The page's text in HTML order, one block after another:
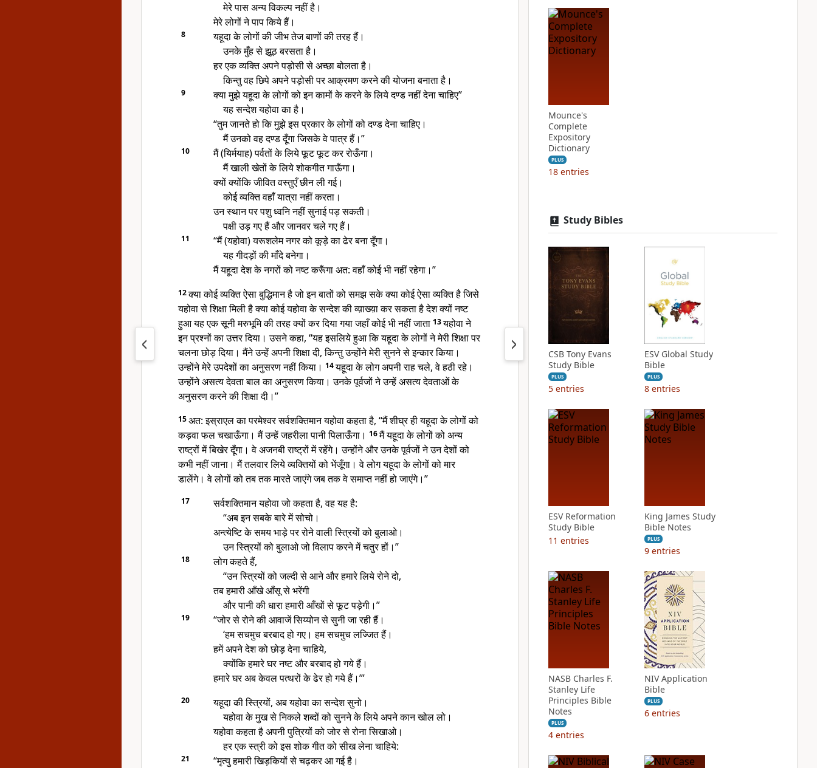
मेरे पास अन्य विकल्प नहीं है।
मेरे लोगों ने पाप किये हैं।
8
यहूदा के लोगों की जीभ तेज बाणों की तरह हैं।
उनके मुँह से झूठ बरसता है।
हर एक व्यक्ति अपने पड़ोसी से अच्छा बोलता है।
किन्तु वह छिपे अपने पड़ोसी पर आक्रमण करने की योजना बनाता है।
9
क्या मुझे यहूदा के लोगों को इन कामों के करने के लिये दण्ड नहीं देना चाहिए”
यह सन्देश यहोवा का है।
“तुम जानते हो कि मुझे इस प्रकार के लोगों को दण्ड देना चाहिए।
मैं उनको वह दण्ड दूँगा जिसके वे पात्र हैं।”
10
मैं (यिर्मयाह) पर्वतों के लिये फूट फूट कर रोऊँगा।
मैं खाली खेतों के लिये शोकगीत गाऊँगा।
क्यों क्योंकि जीवित वस्तुएँ छीन ली गई।
कोई व्यक्ति वहाँ यात्रा नहीं करता।
उन स्थान पर पशु ध्वनि नहीं सुनाई पड़ सकती।
पक्षी उड़ गए हैं और जानवर चले गए हैं।
11
“मैं (यहोवा) यरूशलेम नगर को कूड़े का ढेर बना दूँगा।
यह गीदड़ों की माँदे बनेगा।
मैं यहूदा देश के नगरों को नष्ट करूँगा अत: वहाँ कोई भी नहीं रहेगा।”
12क्या कोई व्यक्ति ऐसा बुद्धिमान है जो इन बातों को समझ सके क्या कोई ऐसा व्यक्ति है जिसे
यहोवा से शिक्षा मिली है क्या कोई यहोवा के सन्देश की व्य़ाख्य़ा कर सकता है देश क्यों नष्ट
हुआ यह एक सूनी मरुभूमि की तरह क्यों कर दिया गया जहाँ कोई भी नहीं जाता 13यहोवा ने
इन प्रश्नों का उत्तर दिया। उसने कहा, “यह इसलिये हुआ कि यहूदा के लोगों ने मेरी शिक्षा पर
चलना छोड़ दिया। मैंने उन्हें अपनी शिक्षा दी, किन्तु उन्होंने मेरी सुनने से इन्कार किया।
उन्होंने मेरे उपदेशों का अनुसरण नहीं किया। 14यहूदा के लोग अपनी राह चले, वे हठी रहे।
उन्होंने असत्य देवता बाल का अनुसरण किया। उनके पूर्वजों ने उन्हें असत्य देवताओं के
अनुसरण करने की शिक्षा दी।”
15अत: इस्राएल का परमेश्वर सर्वशक्तिमान यहोवा कहता है, “मैं शीघ्र ही यहूदा के लोगों को
कड़वा फल चखाऊँगा। मैं उन्हें जहरीला पानी पिलाऊँगा। 16मैं यहूदा के लोगों को अन्य
राष्ट्रों में बिखेर दूँगा। वे अजनबी राष्ट्रों में रहेंगे। उन्होंने और उनके पूर्वजों ने उन देशों को
कभी नहीं जाना। मैं तलवार लिये व्यक्तियों को भेंजूँगा। वे लोग यहूदा के लोगों को मार
डालेंगे। वे लोगों को तब तक मारते जाएंगे जब तक वे समाप्त नहीं हो जाएंगे।”
17
सर्वशक्तिमान यहोवा जो कहता है, वह यह है:
“अब इन सबके बारे में सोचो।
अन्त्येष्टि के समय भाड़े पर रोने वाली स्त्रियों को बुलाओ।
उन स्त्रियों को बुलाओ जो विलाप करने में चतुर हों।”
18
लोग कहते हैं,
“उन स्त्रियों को जल्दी से आने और हमारे लिये रोने दो,
तब हमारी आँखे आँसू से भरेंगी
और पानी की धारा हमारी आँखों से फूट पड़ेगी।”
19
“जोर से रोने की आवाजें सिय्योन से सुनी जा रही हैं।
‘हम सचमुच बरबाद हो गए। हम सचमुच लज्जित हैं।
हमें अपने देश को छोड़ देना चाहिये,
क्योंकि हमारे घर नष्ट और बरबाद हो गये हैं।
हमारे घर अब केवल पत्थरों के ढेर हो गये हैं।’”
20
यहूदा की स्त्रियों, अब यहोवा का सन्देश सुनो।
यहोवा के मुख से निकले शब्दों को सुनने के लिये अपने कान खोल लो।
यहोवा कहता है अपनी पुत्रियों को जोर से रोना सिखाओ।
हर एक स्त्री को इस शोक गीत को सीख लेना चाहिये:
21
“मृत्यु हमारी खिड़कियों से चढ़कर आ गई है।
Mounce's
Complete
Expository
Dictionary
PLUS
18 entries
Study Bibles
CSB Tony Evans
Study Bible
PLUS
5 entries
ESV Global Study
Bible
PLUS
8 entries
ESV Reformation
Study Bible
11 entries
King James Study
Bible Notes
PLUS
9 entries
NASB Charles F.
Stanley Life
Principles Bible
Notes
PLUS
4 entries
NIV Application
Bible
PLUS
6 entries